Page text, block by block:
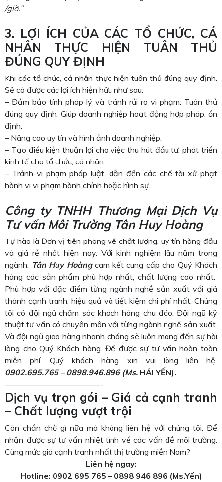
/giờ.”
3. LỢI ÍCH CỦA CÁC TỔ CHỨC, CÁ
NHÂN THỰC HIỆN TUÂN THỦ
ĐÚNG QUY ĐỊNH
Khi các tổ chức, cá nhân thực hiện tuân thủ đúng quy định.
Sẽ có được các lợi ích hiện hữu như sau:
– Đảm bảo tính pháp lý và tránh rủi ro vi phạm: Tuân thủ
đúng quy định. Giúp doanh nghiệp hoạt động hợp pháp, ổn
định.
– Nâng cao uy tín và hình ảnh doanh nghiệp.
– Tạo điều kiện thuận lợi cho việc thu hút đầu tư, phát triển
kinh tế cho tổ chức, cá nhân.
– Tránh vi phạm pháp luật, dẫn đến các chế tài xử phạt
hành vi vi phạm hành chính hoặc hình sự.
Công ty TNHH Thương Mại Dịch Vụ
Tư vấn Môi Trường Tân Huy Hoàng
Tự hào là Đơn vị tiên phong về chất lượng, uy tín hàng đầu
và giá rẻ nhất hiện nay. Với kinh nghiệm lâu năm trong
ngành. Tân Huy Hoàngcam kết cung cấp cho Quý Khách
hàng các sản phẩm phù hợp nhất, chất lượng cao nhất.
Phù hợp với đặc điểm từng ngành nghề sản xuất với giá
thành cạnh tranh, hiệu quả và tiết kiệm chi phí nhất. Chúng
tôi có đội ngũ chăm sóc khách hàng chu đáo. Đội ngũ kỹ
thuật tư vấn có chuyên môn với từng ngành nghề sản xuất.
Và đội ngũ giao hàng nhanh chóng sẽ luôn mang đến sự hài
lòng cho Quý Khách hàng. Để được sự tư vấn hoàn toàn
miễn phí. Quý khách hàng xin vui lòng liên hệ
0902.695.765 – 0898.946.896 (Ms. HẢI YẾN).
————————————-
Dịch vụ trọn gói – Giá cả cạnh tranh
– Chất lượng vượt trội
Còn chần chờ gì nữa mà không liên hệ với chúng tôi. Để
nhận được sự tư vấn nhiệt tình về các vấn đề môi trường.
Cùng mức giá cạnh tranh nhất thị trường miền Nam?
Liên hệ ngay:
Hotline: 0902 695 765 – 0898 946 896 (Ms.Yến)